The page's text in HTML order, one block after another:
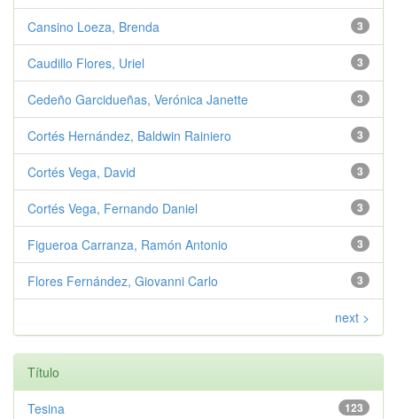
3
Cansino Loeza, Brenda
3
Caudillo Flores, Uriel
3
Cedeño Garcidueñas, Verónica Janette
3
Cortés Hernández, Baldwin Rainiero
3
Cortés Vega, David
3
Cortés Vega, Fernando Daniel
3
Figueroa Carranza, Ramón Antonio
3
Flores Fernández, Giovanni Carlo
next >
Título
123
Tesina